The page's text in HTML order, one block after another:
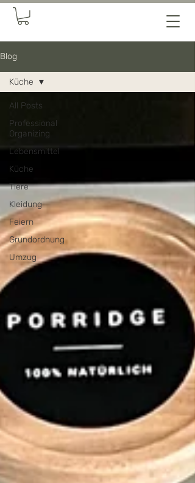
Blog
All Posts
Professional
Organizing
Lebensmittel
Küche
Tiere
Kleidung
Feiern
Grundordnung
Umzug
Küche